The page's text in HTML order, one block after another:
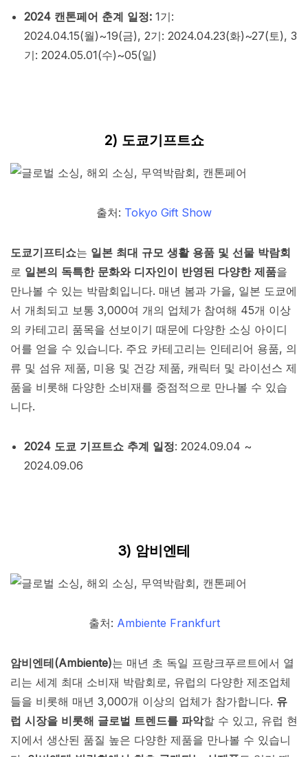
2024 캔톤페어 춘계 일정: 1기:
2024.04.15(월)~19(금), 2기: 2024.04.23(화)~27(토), 3
기: 2024.05.01(수)~05(일)
2) 도쿄기프트쇼
출처: Tokyo Gift Show
도쿄기프티쇼는 일본 최대 규모 생활 용품 및 선물 박람회
로 일본의 독특한 문화와 디자인이 반영된 다양한 제품을
만나볼 수 있는 박람회입니다. 매년 봄과 가을, 일본 도쿄에
서 개최되고 보통 3,000여 개의 업체가 참여해 45개 이상
의 카테고리 품목을 선보이기 때문에 다양한 소싱 아이디
어를 얻을 수 있습니다. 주요 카테고리는 인테리어 용품, 의
류 및 섬유 제품, 미용 및 건강 제품, 캐릭터 및 라이선스 제
품을 비롯해 다양한 소비재를 중점적으로 만나볼 수 있습
니다.
2024 도쿄 기프트쇼 추계 일정: 2024.09.04 ~
2024.09.06
3) 암비엔테
출처: Ambiente Frankfurt
암비엔테(Ambiente)는 매년 초 독일 프랑크푸르트에서 열
리는 세계 최대 소비재 박람회로, 유럽의 다양한 제조업체
들을 비롯해 매년 3,000개 이상의 업체가 참가합니다. 유
럽 시장을 비롯해 글로벌 트렌드를 파악할 수 있고, 유럽 현
지에서 생산된 품질 높은 다양한 제품을 만나볼 수 있습니